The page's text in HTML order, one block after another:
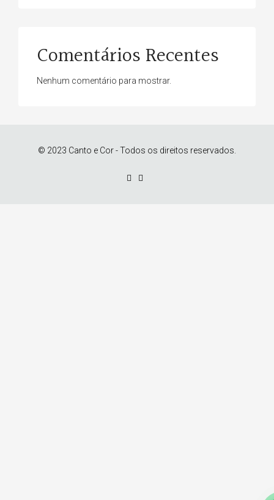
Comentários Recentes
Nenhum comentário para mostrar.
© 2023 Canto e Cor - Todos os direitos reservados.